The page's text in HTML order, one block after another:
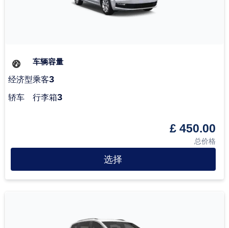
经济型
轿车
车辆容量
乘客3
行李箱3
£ 450.00
总价格
选择